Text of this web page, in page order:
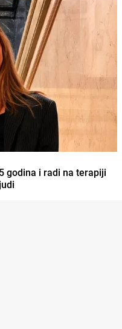
godina i radi na terapiji